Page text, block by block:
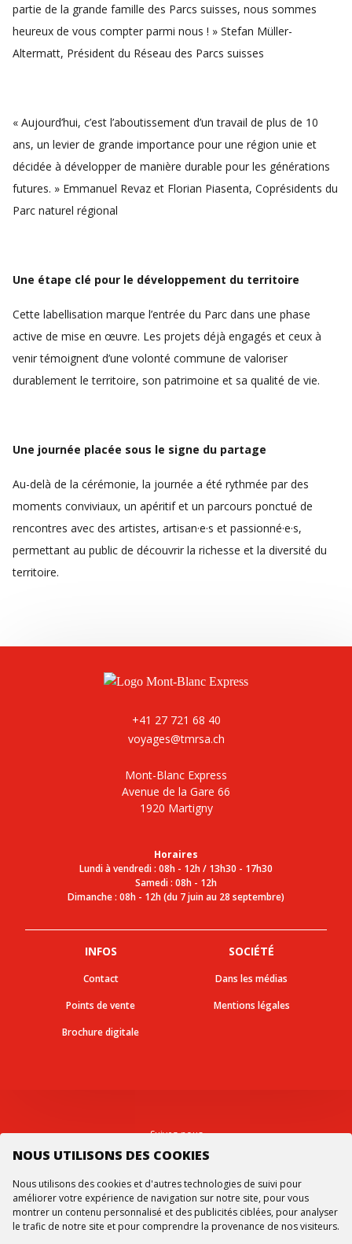
NOUS UTILISONS DES COOKIES
Nous utilisons des cookies et d'autres technologies de suivi pour
améliorer votre expérience de navigation sur notre site, pour vous
montrer un contenu personnalisé et des publicités ciblées, pour analyser
le trafic de notre site et pour comprendre la provenance de nos visiteurs.
partie de la grande famille des Parcs suisses, nous sommes
heureux de vous compter parmi nous ! » Stefan Müller-
Altermatt, Président du Réseau des Parcs suisses
« Aujourd’hui, c’est l’aboutissement d’un travail de plus de 10
ans, un levier de grande importance pour une région unie et
décidée à développer de manière durable pour les générations
futures. » Emmanuel Revaz et Florian Piasenta, Coprésidents du
Parc naturel régional
Une étape clé pour le développement du territoire
Cette labellisation marque l’entrée du Parc dans une phase
active de mise en œuvre. Les projets déjà engagés et ceux à
venir témoignent d’une volonté commune de valoriser
durablement le territoire, son patrimoine et sa qualité de vie.
Une journée placée sous le signe du partage
Au-delà de la cérémonie, la journée a été rythmée par des
moments conviviaux, un apéritif et un parcours ponctué de
rencontres avec des artistes, artisan·e·s et passionné·e·s,
permettant au public de découvrir la richesse et la diversité du
territoire.
+41 27 721 68 40
voyages@tmrsa.ch
Mont-Blanc Express
Avenue de la Gare 66
1920 Martigny
Horaires
Lundi à vendredi : 08h - 12h / 13h30 - 17h30
Samedi : 08h - 12h
Dimanche : 08h - 12h (du 7 juin au 28 septembre)
INFOS
Contact
Points de vente
Brochure digitale
SOCIÉTÉ
Dans les médias
Mentions légales
© Tous droits réservés - Ourea Services SA 2026
Suivez-nous